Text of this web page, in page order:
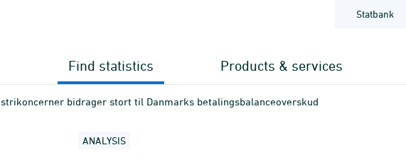
Statbank
Find statistics Products & services
bidrager stort til Danmarks betalingsbalanceoverskud
ANALYSIS